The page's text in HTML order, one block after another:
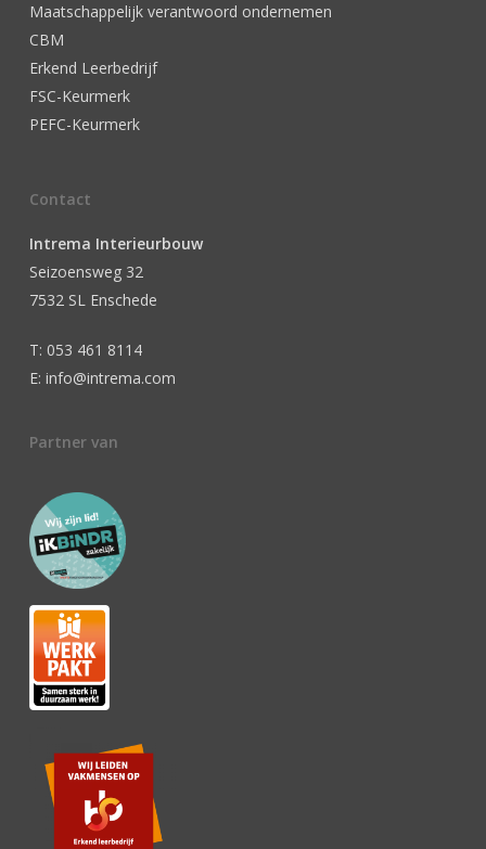
Maatschappelijk verantwoord ondernemen
CBM
Erkend Leerbedrijf
FSC-Keurmerk
PEFC-Keurmerk
Contact
Intrema Interieurbouw
Seizoensweg 32
7532 SL Enschede
T: 053 461 8114
E: info@intrema.com
Partner van